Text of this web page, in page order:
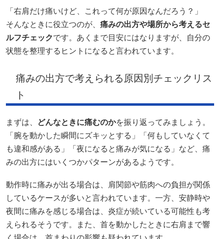
「右肩だけ痛いけど、これって何が原因なんだろう？」
そんなときに役立つのが、 痛みの出方や場所から考えるセ
ルフチェックです。あくまで目安にはなりますが、自分の
状態を整理するヒントになると言われています。
痛みの出方で考えられる原因別チェックリス
ト
まずは、 どんなときに痛むのかを振り返ってみましょう。
「腕を動かした瞬間にズキッとする」「何もしていなくて
も違和感がある」「夜になると痛みが気になる」など、痛
みの出方にはいくつかパターンがあるようです。
動作時に痛みが出る場合は、肩関節や筋肉への負担が関係
しているケースが多いと言われています。一方、安静時や
夜間に痛みを感じる場合は、炎症が続いている可能性も考
えられるそうです。また、首を動かしたときに右肩まで響